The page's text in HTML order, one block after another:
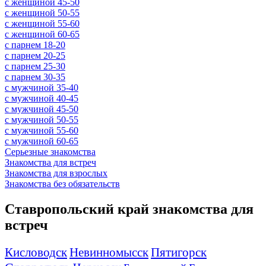
c женщиной 50-55
c женщиной 55-60
c женщиной 60-65
c парнем 18-20
c парнем 20-25
c парнем 25-30
c парнем 30-35
c мужчиной 35-40
c мужчиной 40-45
c мужчиной 45-50
c мужчиной 50-55
c мужчиной 55-60
c мужчиной 60-65
Серьезные знакомства
Знакомства для встреч
Знакомства для взрослых
Знакомства без обязательств
Ставропольский край знакомства для
встреч
КисловодскНевинномысскПятигорск